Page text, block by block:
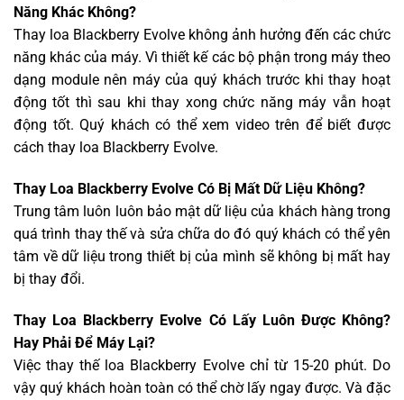
Năng Khác Không?
Thay loa Blackberry Evolve không ảnh hưởng đến các chức
năng khác của máy. Vì thiết kế các bộ phận trong máy theo
dạng module nên máy của quý khách trước khi thay hoạt
động tốt thì sau khi thay xong chức năng máy vẫn hoạt
động tốt. Quý khách có thể xem video trên để biết được
cách thay loa Blackberry Evolve.
Thay Loa Blackberry Evolve Có Bị Mất Dữ Liệu Không?
Trung tâm luôn luôn bảo mật dữ liệu của khách hàng trong
quá trình thay thế và sửa chữa do đó quý khách có thể yên
tâm về dữ liệu trong thiết bị của mình sẽ không bị mất hay
bị thay đổi.
Thay Loa Blackberry Evolve Có Lấy Luôn Được Không?
Hay Phải Để Máy Lại?
Việc thay thế loa Blackberry Evolve chỉ từ 15-20 phút. Do
vậy quý khách hoàn toàn có thể chờ lấy ngay được. Và đặc